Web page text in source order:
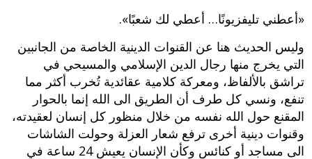
«أعطني تليفزيونًا… أعطي لك شعبًا».
وليس الحديث هنا عن القنوات الدينية الخاصة من الجانبين
التي يخرج منها رجال الدين الإسلامي والمسيحي في
تراشق بالألفاظ، ومعركة كلامية عقائدية تُخرب أكثر مما
تنفع، ونسي كل طرف أن الطريق الى الله إنما بالحوار
المقنع حول الله نفسه من خلال منظور كل إنسان لعقيدته،
وقنوات دينية أخرى ترفع شعار العزلة وحولت الشاشات
الى مساجد أو كنائس وكأن الإنسان يعيش 24 ساعة في